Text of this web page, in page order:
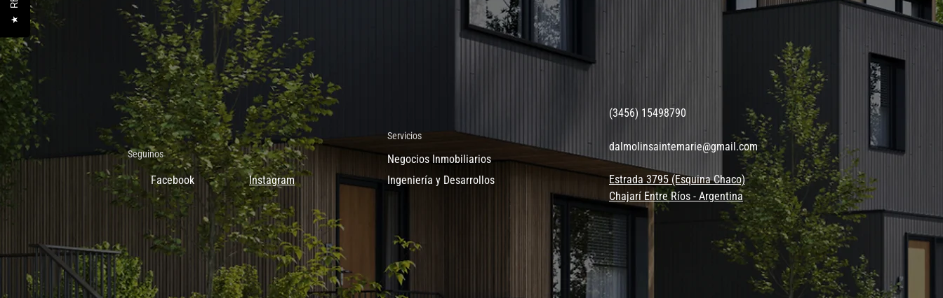
Seguinos
Facebook Instagram
Servicios
Negocios Inmobiliarios
Ingeniería y Desarrollos
(3456) 15498790
dalmolinsaintemarie@gmail.com
Estrada 3795 (Esquina Chaco)
Chajarí Entre Ríos - Argentina
★